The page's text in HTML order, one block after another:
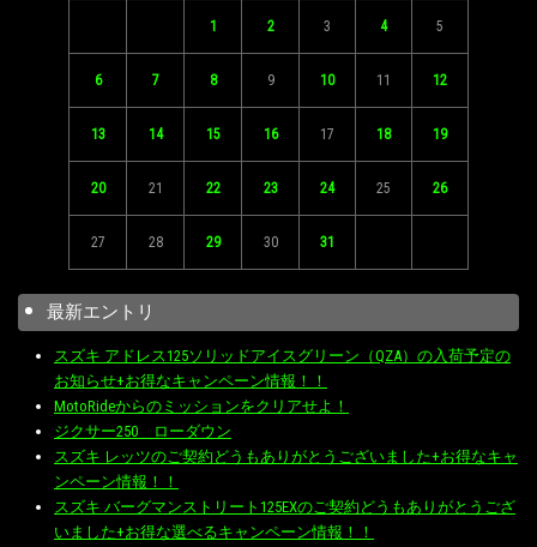
1 2 3 4 5
6 7 8 9 10 11 12
13 14 15 16 17 18 19
20 21 22 23 24 25 26
27 28 29 30 31
最新エントリ
スズキ アドレス125ソリッドアイスグリーン（QZA）の入荷予定の
お知らせ+お得なキャンペーン情報！！
MotoRideからのミッションをクリアせよ！
ジクサー250 ローダウン
スズキ レッツのご契約どうもありがとうございました+お得なキャ
ンペーン情報！！
スズキ バーグマンストリート125EXのご契約どうもありがとうござ
いました+お得な選べるキャンペーン情報！！